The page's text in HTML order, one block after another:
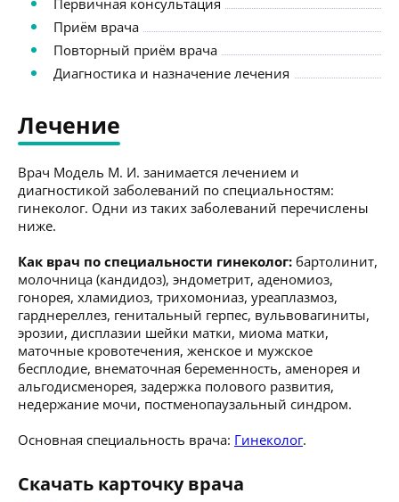
Приём врача
Повторный приём врача
Диагностика и назначение лечения
Лечение
Врач Модель М. И. занимается лечением и
диагностикой заболеваний по специальностям:
гинеколог. Одни из таких заболеваний перечислены
ниже.
Как врач по специальности гинеколог: бартолинит,
молочница (кандидоз), эндометрит, аденомиоз,
гонорея, хламидиоз, трихомониаз, уреаплазмоз,
гарднереллез, генитальный герпес, вульвовагиниты,
эрозии, дисплазии шейки матки, миома матки,
маточные кровотечения, женское и мужское
бесплодие, внематочная беременность, аменорея и
альгодисменорея, задержка полового развития,
недержание мочи, постменопаузальный синдром.
Основная специальность врача: Гинеколог.
Скачать карточку врача